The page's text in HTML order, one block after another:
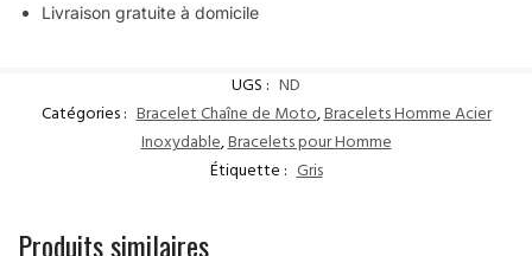
Livraison gratuite à domicile
UGS : ND
Catégories : Bracelet Chaîne de Moto,Bracelets Homme Acier
Inoxydable,Bracelets pour Homme
Étiquette : Gris
Produits similaires